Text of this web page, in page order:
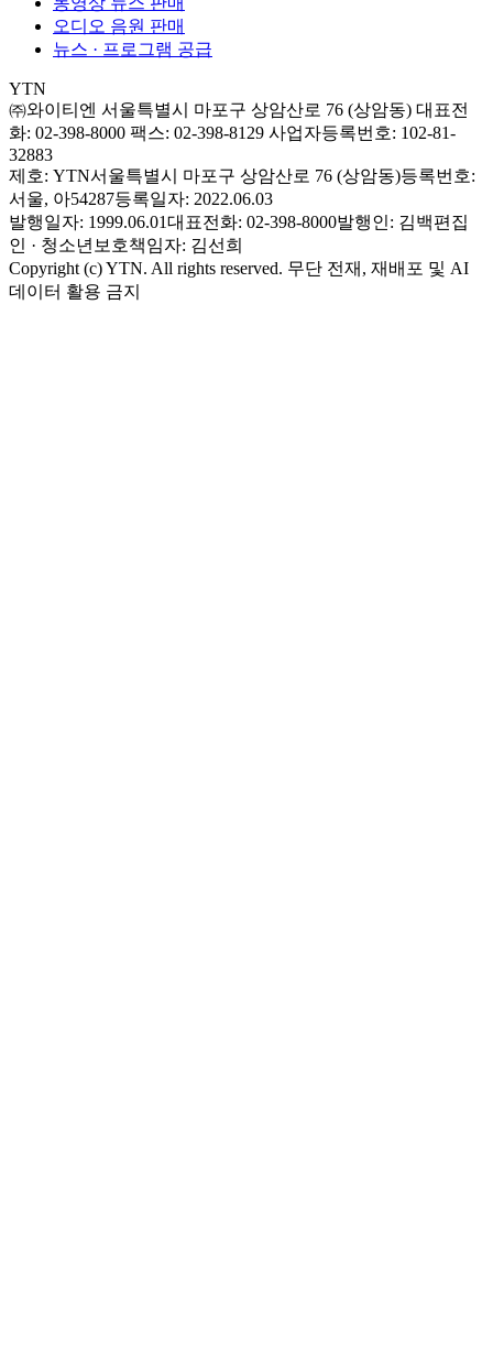
오디오 음원 판매
뉴스 · 프로그램 공급
YTN
㈜와이티엔 서울특별시 마포구 상암산로 76 (상암동) 대표전
화: 02-398-8000 팩스: 02-398-8129 사업자등록번호: 102-81-
32883
제호: YTN서울특별시 마포구 상암산로 76 (상암동)등록번호:
서울, 아54287등록일자: 2022.06.03
발행일자: 1999.06.01대표전화: 02-398-8000발행인: 김백편집
인 · 청소년보호책임자: 김선희
Copyright (c) YTN. All rights reserved. 무단 전재, 재배포 및 AI
데이터 활용 금지